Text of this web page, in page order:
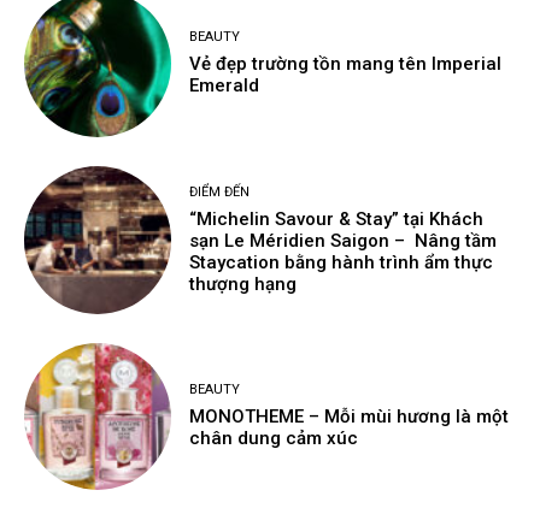
BEAUTY
Vẻ đẹp trường tồn mang tên Imperial
Emerald
ĐIỂM ĐẾN
“Michelin Savour & Stay” tại Khách
sạn Le Méridien Saigon – Nâng tầm
Staycation bằng hành trình ẩm thực
thượng hạng
BEAUTY
MONOTHEME – Mỗi mùi hương là một
chân dung cảm xúc